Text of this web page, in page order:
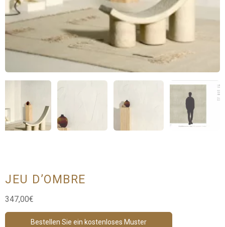
JEU D’OMBRE
347,00€
Bestellen Sie ein kostenloses Muster